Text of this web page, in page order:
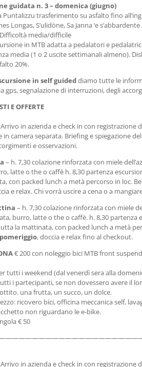
guidata n. 3 – domenica (giugno)
Puntalizzu trasferimento su asfalto fino
Longas, S’ulidòne, Sa Janna ‘e s’abbardente
media/difficile
in MTB adatta a pedalatori e
media (1 o 2 uscite settimanali almeno).
20%.
in self guideddiamo tutte le
gps, segnalazione di interruzioni, degli
E OFFERTE
Arrivo in azienda e check in con
in camera separata. Briefing e spiegazione
e osservazioni.
– h. 7,30 colazione rinforzata con miele
latte o the o caffè h. 8,30 partenza
con packed lunch a metà percorso in loc.
e relax. Chi vorrà uscire a cena o a
– h. 7,30 colazione rinforzata con miele
burro, latte o the o caffè. h. 8,30 partenza
la mattinata, con packed lunch a metà
pomeriggio, doccia e relax fino al checkout.
€ 200 con noleggio bici MTB front
tutti i weekend (dal venerdì sera alla
i partecipanti, se non dovessero avere il
una frutta, un succo, un dolce.
ricovero bici, officina meccanica self,
non riguardano le e-bike.
€ 50
in azienda e check in con